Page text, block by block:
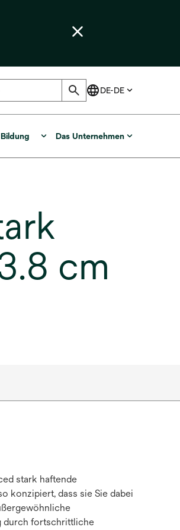
Bildung Das Unternehmen
cm
stark haftende
konzipiert, dass sie Sie dabei
durch fortschrittliche